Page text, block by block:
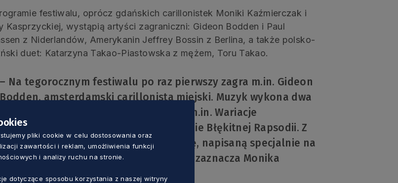
festiwalu, oprócz gdańskich carillonistek Moniki Kaźmierczak i
Kasprzyckiej, wystąpią artyści zagraniczni: Gideon Bodden i Paul
z Niderlandów, Amerykanin Jeffrey Bossin z Berlina, a także polsko-
duet: Katarzyna Takao-Piastowska z mężem, Toru Takao.
– Na tegorocznym festiwalu po raz pierwszy zagra m.in. Gideon
Bodden, amsterdamski carillonista miejski. Muzyk wykona dwa
koncerty, podczas których usłyszymy m.in. Wariacje
Goldbergowskie i autorskie opracowanie Błękitnej Rapsodii. Z
kolei Jeffrey Bossin zagra nową muzykę, napisaną specjalnie na
jego carillon w berlińskim Tiergarten – zaznacza Monika
Kaźmierczak.
pliki cookie w celu dostosowania oraz
zawartości i reklam, umożliwienia funkcji
i analizy ruchu na stronie.
dotyczące sposobu korzystania z naszej witryny